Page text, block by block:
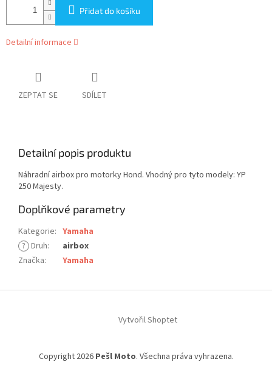
Přidat do košíku
Detailní informace
ZEPTAT SE SDÍLET
Detailní popis produktu
Náhradní airbox pro motorky Hond. Vhodný pro tyto modely: YP
250 Majesty.
Doplňkové parametry
Kategorie: Yamaha
? Druh:
airbox
Značka: Yamaha
Vytvořil Shoptet
Copyright 2026 Pešl Moto. Všechna práva vyhrazena.